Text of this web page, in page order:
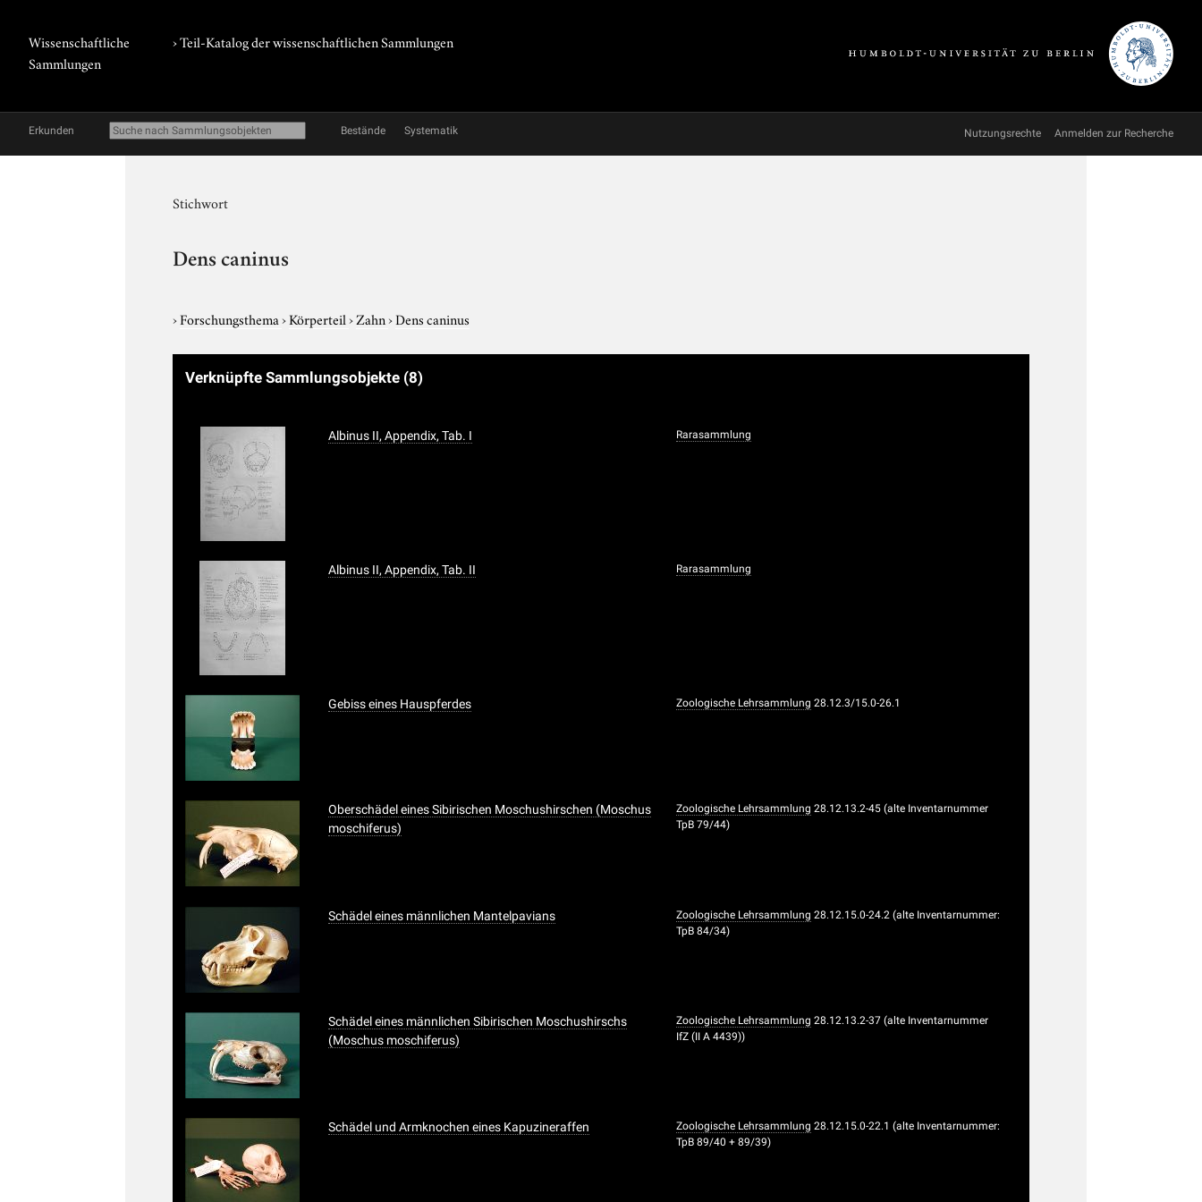
Wissenschaftliche
Sammlungen
› Teil-Katalog der wissenschaftlichen Sammlungen
Erkunden Bestände Systematik Nutzungsrechte Anmelden zur Recherche
Stichwort
Dens caninus
›Forschungsthema›Körperteil›Zahn›Dens caninus
Verknüpfte Sammlungsobjekte (8)
Albinus II, Appendix, Tab. I Rarasammlung
Albinus II, Appendix, Tab. II Rarasammlung
Gebiss eines Hauspferdes Zoologische Lehrsammlung 28.12.3/15.0-26.1
Oberschädel eines Sibirischen Moschushirschen (Moschus
moschiferus)
Zoologische Lehrsammlung 28.12.13.2-45 (alte Inventarnummer
TpB 79/44)
Schädel eines männlichen Mantelpavians Zoologische Lehrsammlung 28.12.15.0-24.2 (alte Inventarnummer:
TpB 84/34)
Schädel eines männlichen Sibirischen Moschushirschs
(Moschus moschiferus)
Zoologische Lehrsammlung 28.12.13.2-37 (alte Inventarnummer
IfZ (II A 4439))
Schädel und Armknochen eines Kapuzineraffen Zoologische Lehrsammlung 28.12.15.0-22.1 (alte Inventarnummer:
TpB 89/40 + 89/39)